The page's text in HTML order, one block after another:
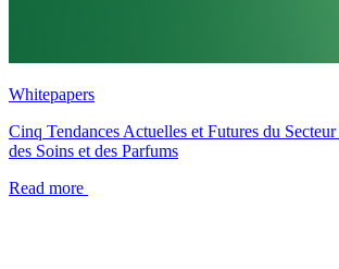
Whitepapers
Cinq Tendances Actuelles et Futures du
des Soins et des Parfums
Read more